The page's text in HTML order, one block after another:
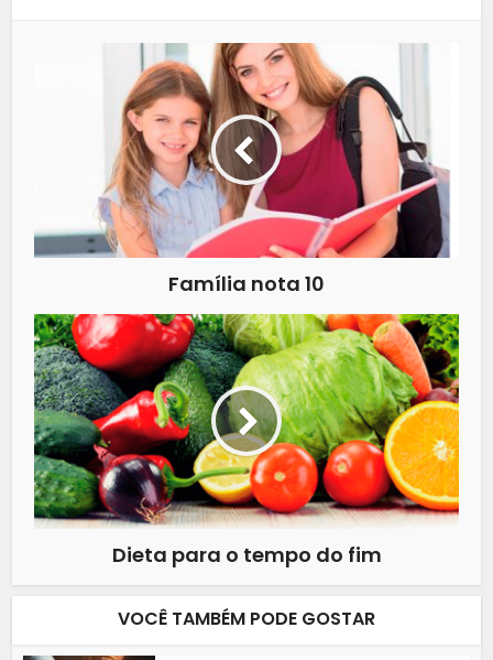
Família nota 10
Dieta para o tempo do fim
VOCÊ TAMBÉM PODE GOSTAR